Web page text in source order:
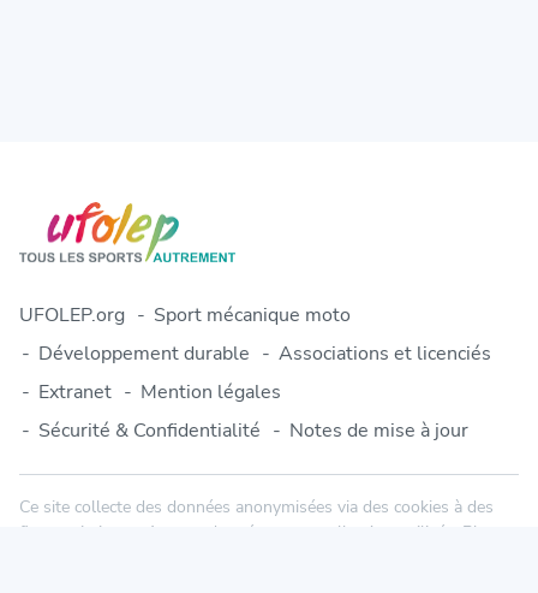
UFOLEP.org
Sport mécanique moto
Développement durable
Associations et licenciés
Extranet
Mention légales
Sécurité & Confidentialité
Notes de mise à jour
Ce site collecte des données anonymisées via des cookies à des
fins statistiques. Aucune donnée personnelle n'est utilisée. Plus